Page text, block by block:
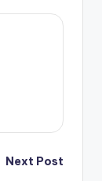
Next Post